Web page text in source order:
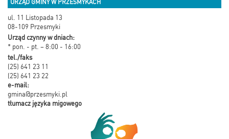
URZĄD GMINY W PRZESMYKACH
ul. 11 Listopada 13
08-109 Przesmyki
Urząd czynny w dniach:
* pon. - pt. – 8:00 - 16:00
tel./faks
(25) 641 23 11
(25) 641 23 22
e-mail:
gmina@przesmyki.pl
tłumacz języka migowego